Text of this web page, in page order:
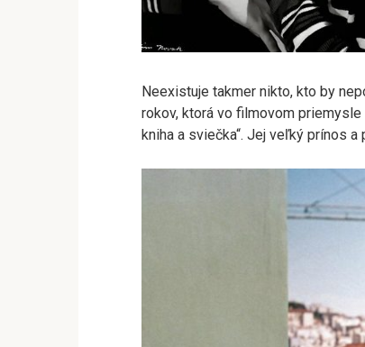
Neexistuje takmer nikto, kto by
rokov, ktorá vo filmovom priemysle
kniha a sviečka“. Jej veľký prínos